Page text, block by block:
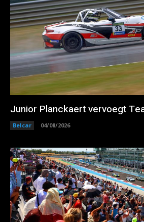
Junior Planckaert vervoegt
Belcar 04/08/2026